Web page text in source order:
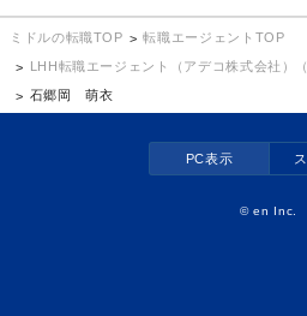
ミドルの転職TOP
転職エージェントTOP
LHH転職エージェント（アデコ株式会社）
石郷岡 萌衣
PC表示
©en Inc.